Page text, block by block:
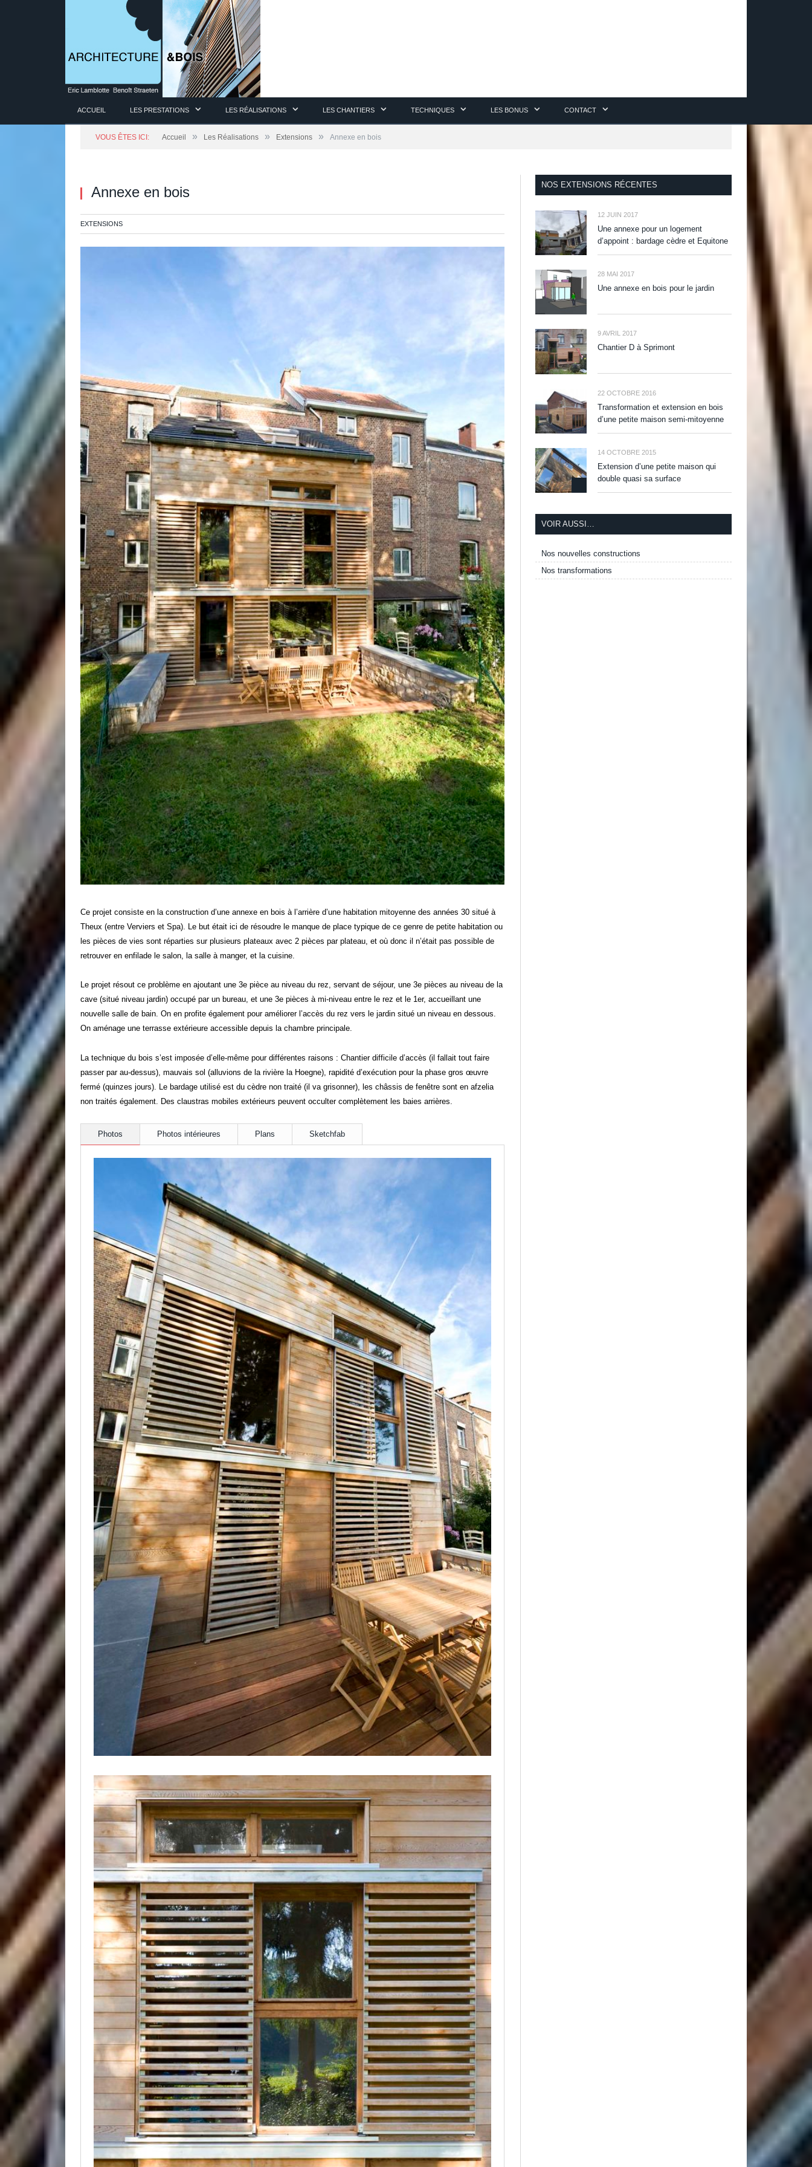
ACCUEIL LES PRESTATIONS LES RÉALISATIONS LES CHANTIERS TECHNIQUES LES BONUS CONTACT
VOUS ÊTES ICI: Accueil » Les Réalisations » Extensions » Annexe en bois
Annexe en bois
EXTENSIONS
Ce projet consiste en la construction d’une annexe en bois à l’arrière d’une habitation mitoyenne des années 30 situé à
Theux (entre Verviers et Spa). Le but était ici de résoudre le manque de place typique de ce genre de petite habitation ou
les pièces de vies sont réparties sur plusieurs plateaux avec 2 pièces par plateau, et où donc il n’était pas possible de
retrouver en enfilade le salon, la salle à manger, et la cuisine.
Le projet résout ce problème en ajoutant une 3e pièce au niveau du rez, servant de séjour, une 3e pièces au niveau de la
cave (situé niveau jardin) occupé par un bureau, et une 3e pièces à mi-niveau entre le rez et le 1er, accueillant une
nouvelle salle de bain. On en profite également pour améliorer l’accès du rez vers le jardin situé un niveau en dessous.
On aménage une terrasse extérieure accessible depuis la chambre principale.
La technique du bois s’est imposée d’elle-même pour différentes raisons : Chantier difficile d’accès (il fallait tout faire
passer par au-dessus), mauvais sol (alluvions de la rivière la Hoegne), rapidité d’exécution pour la phase gros œuvre
fermé (quinzes jours). Le bardage utilisé est du cèdre non traité (il va grisonner), les châssis de fenêtre sont en afzelia
non traités également. Des claustras mobiles extérieurs peuvent occulter complètement les baies arrières.
Photos Photos intérieures Plans Sketchfab
NOS EXTENSIONS RÉCENTES
12 JUIN 2017
Une annexe pour un logement
d’appoint : bardage cèdre et Equitone
28 MAI 2017
Une annexe en bois pour le jardin
9 AVRIL 2017
Chantier D à Sprimont
22 OCTOBRE 2016
Transformation et extension en bois
d’une petite maison semi-mitoyenne
14 OCTOBRE 2015
Extension d’une petite maison qui
double quasi sa surface
VOIR AUSSI…
Nos nouvelles constructions
Nos transformations